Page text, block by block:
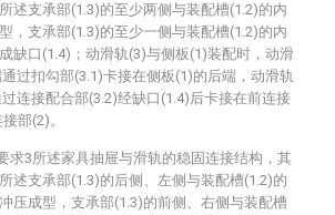
述支承部(1.3)的至少两侧与装配槽(1.2)的内
，支承部(1.3)的至少一侧与装配槽(1.2)的内
缺口(1.4)；动滑轨(3)与侧板(1)装配时，动滑
过扣勾部(3.1)卡接在侧板(1)的后端，动滑轨
连接配合部(3.2)经缺口(1.4)后卡接在前连接
部(2)。
求3所述家具抽屉与滑轨的稳固连接结构，其
述支承部(1.3)的后侧、左侧与装配槽(1.2)的
压成型，支承部(1.3)的前侧、右侧与装配槽